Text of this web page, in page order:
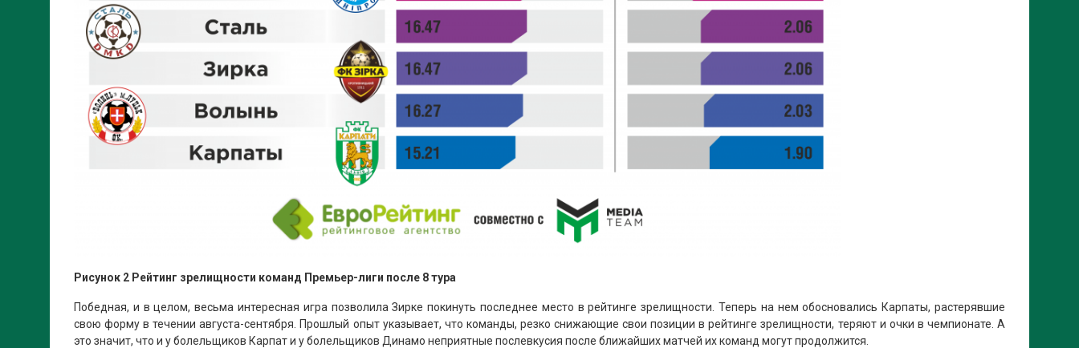
Рисунок 2 Рейтинг зрелищности команд Премьер-лиги после 8 тура
Победная, и в целом, весьма интересная игра позволила Зирке покинуть последнее место в рейтинге зрелищности. Теперь на нем обосновались Карпаты, растерявшие
свою форму в течении августа-сентября. Прошлый опыт указывает, что команды, резко снижающие свои позиции в рейтинге зрелищности, теряют и очки в чемпионате. А
это значит, что и у болельщиков Карпат и у болельщиков Динамо неприятные послевкусия после ближайших матчей их команд могут продолжится.